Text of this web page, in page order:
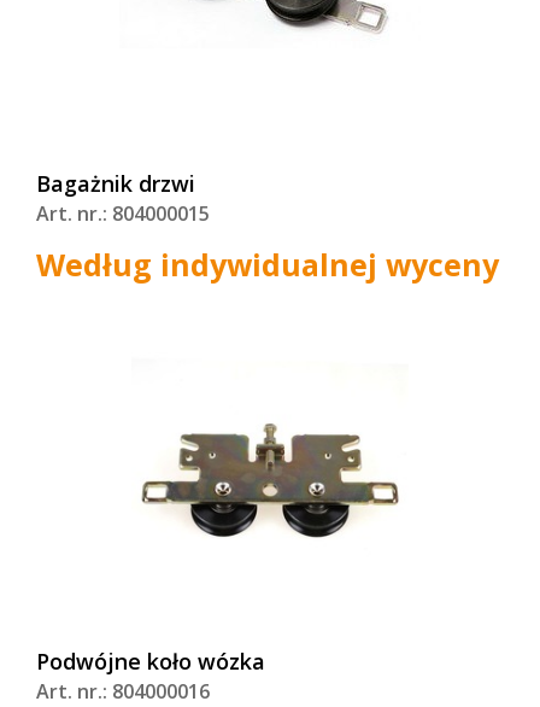
Bagażnik drzwi
Art. nr.: 804000015
Według indywidualnej wyceny
Podwójne koło wózka
Art. nr.: 804000016